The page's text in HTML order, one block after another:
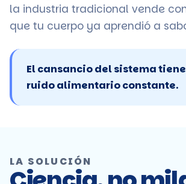
la industria tradicional vende
que tu cuerpo ya aprendió a
El cansancio del sistema
ruido alimentario constante.
LA SOLUCIÓN